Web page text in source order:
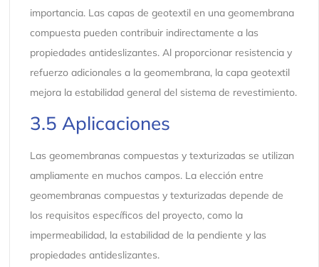
importancia. Las capas de geotextil en una geomembrana
compuesta pueden contribuir indirectamente a las
propiedades antideslizantes. Al proporcionar resistencia y
refuerzo adicionales a la geomembrana, la capa geotextil
mejora la estabilidad general del sistema de revestimiento.
3.5 Aplicaciones
Las geomembranas compuestas y texturizadas se utilizan
ampliamente en muchos campos. La elección entre
geomembranas compuestas y texturizadas depende de
los requisitos específicos del proyecto, como la
impermeabilidad, la estabilidad de la pendiente y las
propiedades antideslizantes.